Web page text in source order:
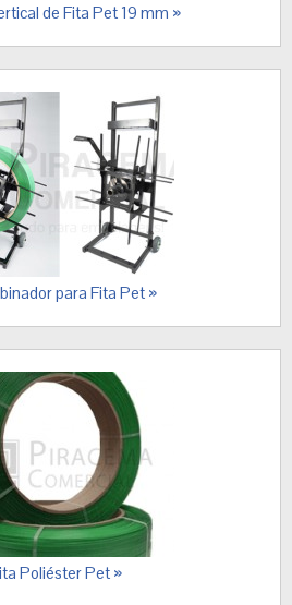
de Fita Pet 19 mm »
para Fita Pet »
Poliéster Pet »